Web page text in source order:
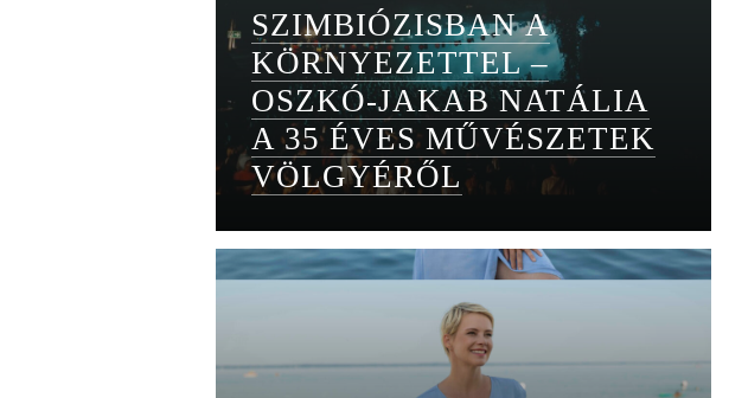
SZIMBIÓZISBAN A
KÖRNYEZETTEL –
OSZKÓ-JAKAB NATÁLIA
A 35 ÉVES MŰVÉSZETEK
VÖLGYÉRŐL